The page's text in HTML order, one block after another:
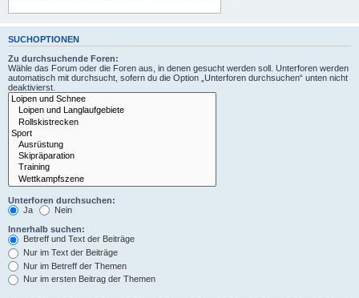
SUCHOPTIONEN
Zu durchsuchende Foren:
Wähle das Forum oder die Foren aus, in denen gesucht werden soll. Unterforen werden
automatisch mit durchsucht, sofern du die Option „Unterforen durchsuchen“ unten nicht
deaktivierst.
Unterforen durchsuchen:
Ja
Nein
Innerhalb suchen:
Betreff und Text der Beiträge
Nur im Text der Beiträge
Nur im Betreff der Themen
Nur im ersten Beitrag der Themen